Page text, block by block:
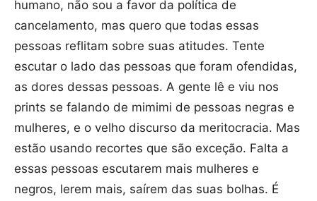
humano, não sou a favor da política de
cancelamento, mas quero que todas essas
pessoas reflitam sobre suas atitudes. Tente
escutar o lado das pessoas que foram ofendidas,
as dores dessas pessoas. A gente lê e viu nos
prints se falando de mimimi de pessoas negras e
mulheres, e o velho discurso da meritocracia. Mas
estão usando recortes que são exceção. Falta a
essas pessoas escutarem mais mulheres e
negros, lerem mais, saírem das suas bolhas. É